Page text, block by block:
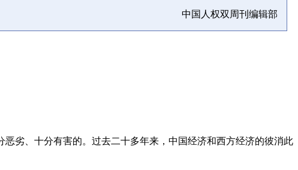
中国人权双周刊编辑部
劣、十分有害的。过去二十多年来，中国经济和西方经济的彼消此